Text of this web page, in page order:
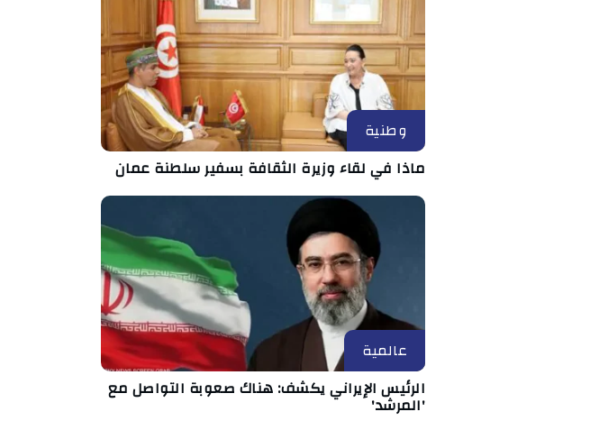
وطنية
ماذا في لقاء وزيرة الثقافة بسفير سلطنة عمان
عالمية
الرئيس الإيراني يكشف: هناك صعوبة التواصل مع
'المرشد'